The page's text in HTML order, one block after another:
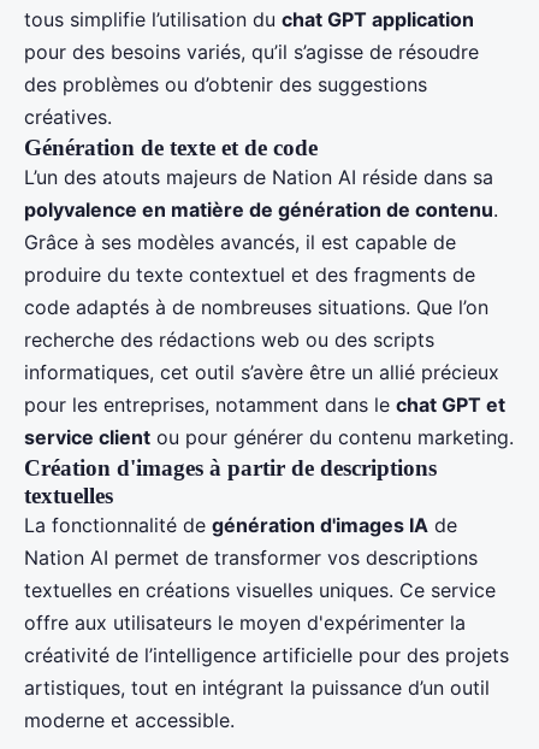
tous simplifie l’utilisation du chat GPT application
pour des besoins variés, qu’il s’agisse de résoudre
des problèmes ou d’obtenir des suggestions
créatives.
Génération de texte et de code
L’un des atouts majeurs de Nation AI réside dans sa
polyvalence en matière de génération de contenu.
Grâce à ses modèles avancés, il est capable de
produire du texte contextuel et des fragments de
code adaptés à de nombreuses situations. Que l’on
recherche des rédactions web ou des scripts
informatiques, cet outil s’avère être un allié précieux
pour les entreprises, notamment dans le chat GPT et
service client ou pour générer du contenu marketing.
Création d'images à partir de descriptions
textuelles
La fonctionnalité de génération d'images IA de
Nation AI permet de transformer vos descriptions
textuelles en créations visuelles uniques. Ce service
offre aux utilisateurs le moyen d'expérimenter la
créativité de l’intelligence artificielle pour des projets
artistiques, tout en intégrant la puissance d’un outil
moderne et accessible.